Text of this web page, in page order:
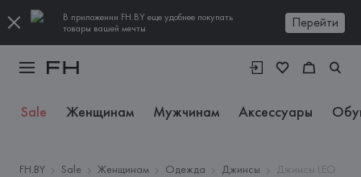
В приложении FH.BY еще удобнее покупать
товары вашей мечты
Перейти
Sale Женщинам Мужчинам Аксессуары
FH.BY Sale Женщинам Одежда Джинсы
Джинсы LEO